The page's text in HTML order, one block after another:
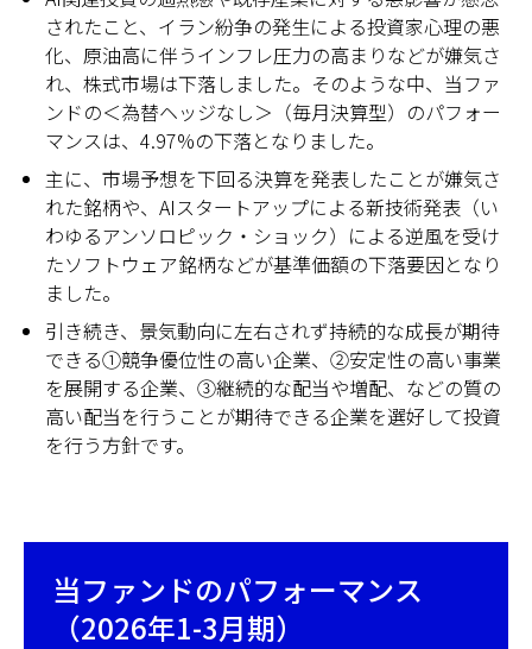
されたこと、イラン紛争の発生による投資家心理の悪
化、原油高に伴うインフレ圧力の高まりなどが嫌気さ
れ、株式市場は下落しました。そのような中、当ファ
ンドの＜為替ヘッジなし＞（毎月決算型）のパフォー
マンスは、4.97%の下落となりました。
主に、市場予想を下回る決算を発表したことが嫌気さ
れた銘柄や、AIスタートアップによる新技術発表（い
わゆるアンソロピック・ショック）による逆風を受け
たソフトウェア銘柄などが基準価額の下落要因となり
ました。
引き続き、景気動向に左右されず持続的な成長が期待
できる①競争優位性の高い企業、②安定性の高い事業
を展開する企業、③継続的な配当や増配、などの質の
高い配当を行うことが期待できる企業を選好して投資
を行う方針です。
当ファンドのパフォーマンス
（2026年1-3月期）